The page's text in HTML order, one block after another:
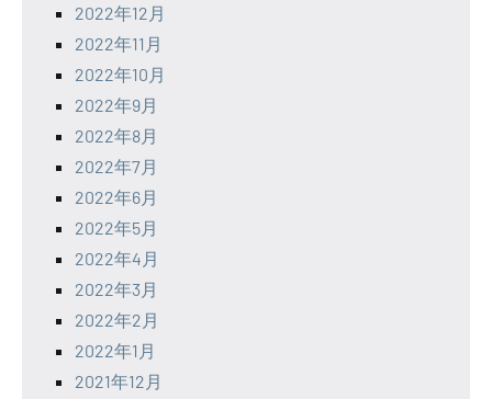
2022年12月
2022年11月
2022年10月
2022年9月
2022年8月
2022年7月
2022年6月
2022年5月
2022年4月
2022年3月
2022年2月
2022年1月
2021年12月